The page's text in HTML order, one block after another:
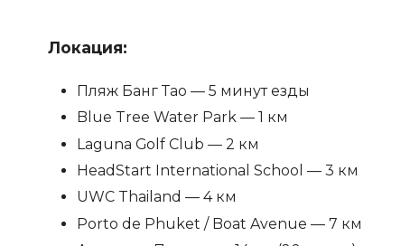
Локация:
Пляж Банг Тао — 5 минут езды
Blue Tree Water Park — 1 км
Laguna Golf Club — 2 км
HeadStart International School — 3 км
UWC Thailand — 4 км
Porto de Phuket / Boat Avenue — 7 км